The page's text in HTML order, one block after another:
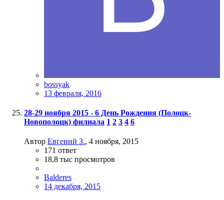
bossyak
13 февраля, 2016
28-29 ноября 2015 - 6 День Рождения (Полоцк-
Новополоцк) филиала 1 2 3 4 6
Автор Евгений З., 4 ноября, 2015
171 ответ
18,8 тыс просмотров
Balderes
14 декабря, 2015